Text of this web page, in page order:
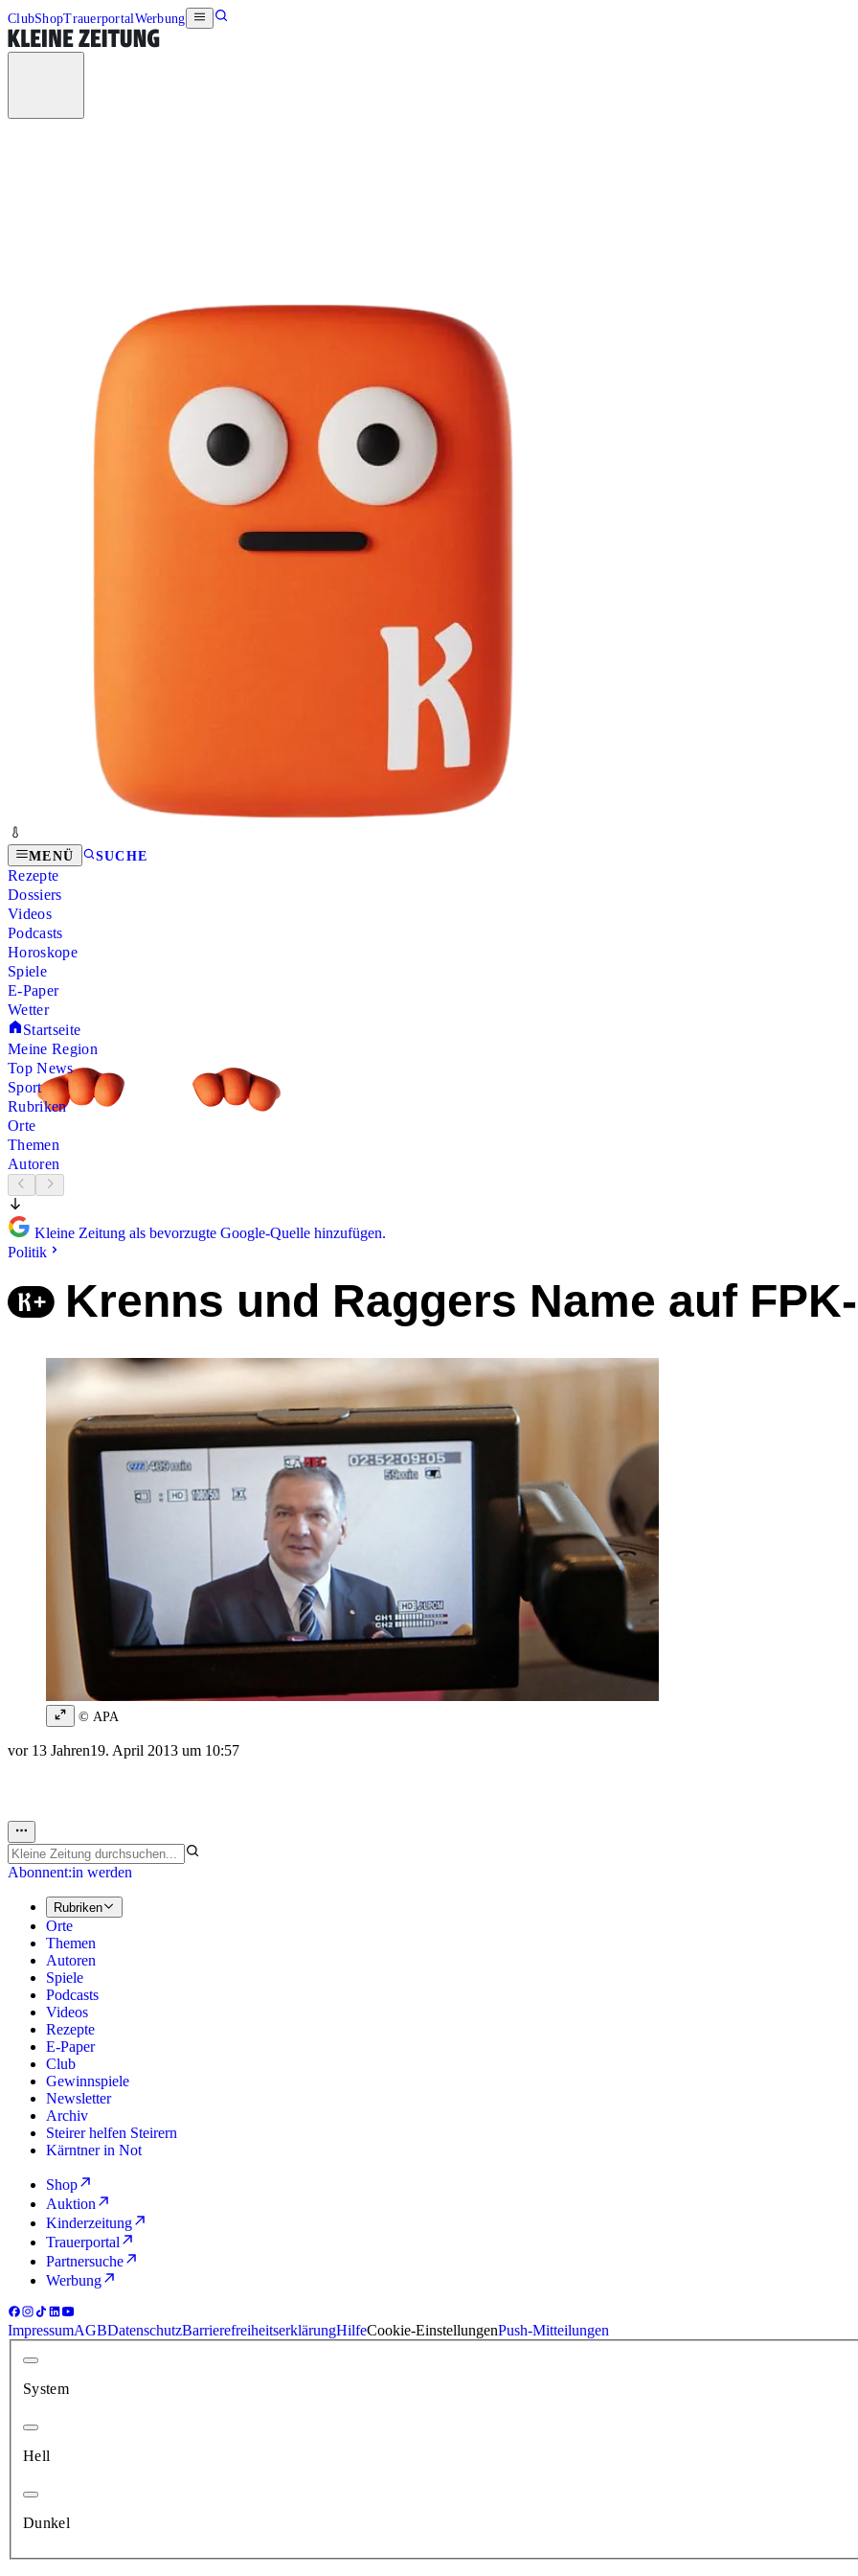
ClubShopTrauerportalWerbung
MENÜ SUCHE
Rezepte
Dossiers
Videos
Podcasts
Horoskope
Spiele
E-Paper
Wetter
Startseite
Meine Region
Top News
Sport
Rubriken
Orte
Themen
Autoren
Kleine Zeitung als bevorzugte Google-Quelle hinzufügen.
Politik
Krenns und Raggers Name auf
© APA
vor 13 Jahren19. April 2013 um 10:57
Abonnent:in werden
Rubriken
Orte
Themen
Autoren
Spiele
Podcasts
Videos
Rezepte
E-Paper
Club
Gewinnspiele
Newsletter
Archiv
Steirer helfen Steirern
Kärntner in Not
Shop
Auktion
Kinderzeitung
Trauerportal
Partnersuche
Werbung
ImpressumAGBDatenschutzBarrierefreiheitserklärungHilfeCookie-EinstellungenPush-Mitteilungen
System
Hell
Dunkel